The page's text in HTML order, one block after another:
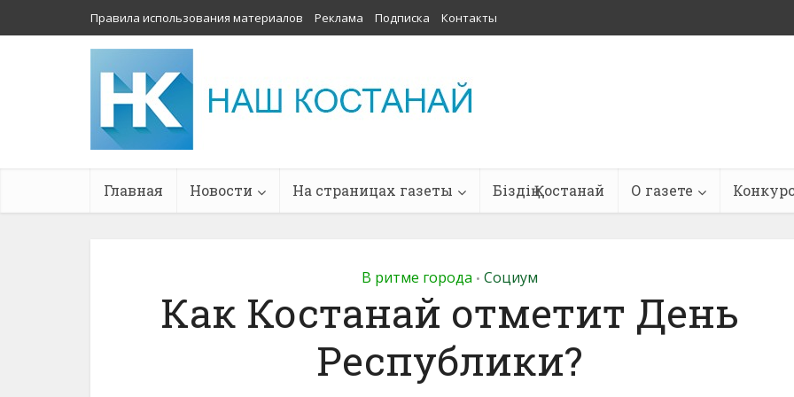
Правила использования материалов Реклама Подписка Контакты
Главная Новости На страницах газеты Біздің Қостанай О газете
В ритме города • Социум
Как Костанай отметит День
Республики?